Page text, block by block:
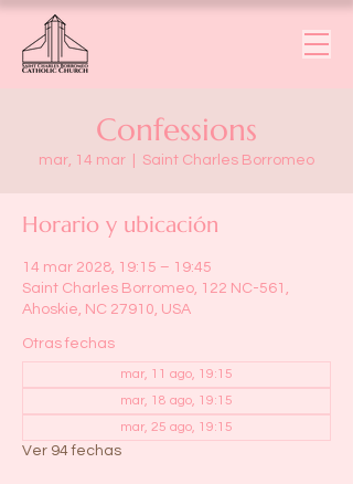
Confessions
mar, 14 mar Saint Charles Borromeo
Horario y ubicación
14 mar 2028, 19:15 – 19:45
Saint Charles Borromeo, 122 NC-561,
Ahoskie, NC 27910, USA
Otras fechas
mar, 11 ago, 19:15
mar, 18 ago, 19:15
mar, 25 ago, 19:15
Ver 94 fechas